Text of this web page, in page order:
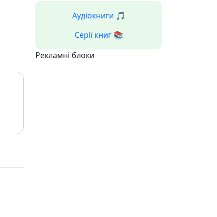
Аудіокниги 🎵
Серії книг 📚
Рекламні блоки